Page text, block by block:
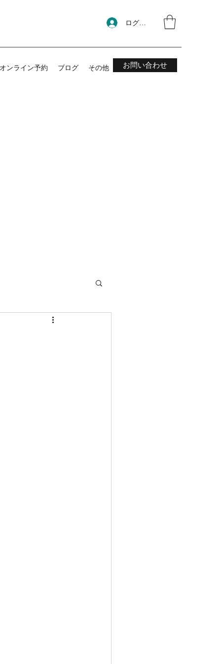
ログイン
オンライン予約 ブログ その他 お問い合わせ